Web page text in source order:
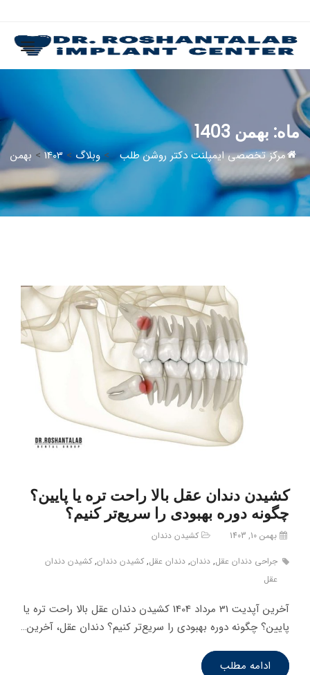
ماه: بهمن 1403
مرکز تخصصی ایمپلنت دکتر روشن طلب >وبلاگ>
1403
> بهمن
کشیدن دندان عقل بالا راحت ‌تره یا پایین؟
چگونه دوره بهبودی را سریع‌تر کنیم؟
بهمن 10, 1403
کشیدن دندان
جراحی دندان عقل, دندان, دندان عقل, کشیدن دندان, کشیدن دندان
عقل
آخرین آپدیت 31 مرداد 1404 کشیدن دندان عقل بالا راحت ‌تره یا
پایین؟ چگونه دوره بهبودی را سریع‌تر کنیم؟ دندان عقل، آخرین…
ادامه مطلب